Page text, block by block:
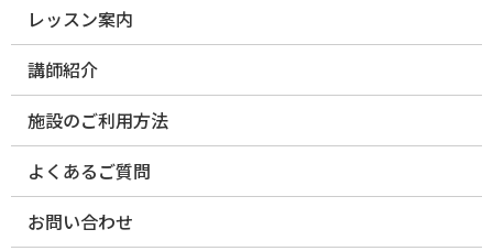
レッスン案内
講師紹介
施設のご利用方法
よくあるご質問
お問い合わせ